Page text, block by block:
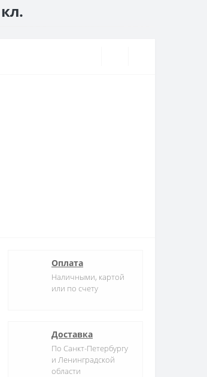
Оплата
Наличными, картой
или по счету
Доставка
По Санкт-Петербургу
и Ленинградской
области